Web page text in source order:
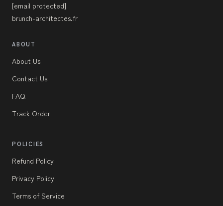
[email protected]
brunch-architectes.fr
ABOUT
About Us
Contact Us
FAQ
Track Order
POLICIES
Refund Policy
Privacy Policy
Terms of Service